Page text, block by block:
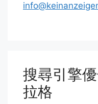
搜尋引擎
拉格